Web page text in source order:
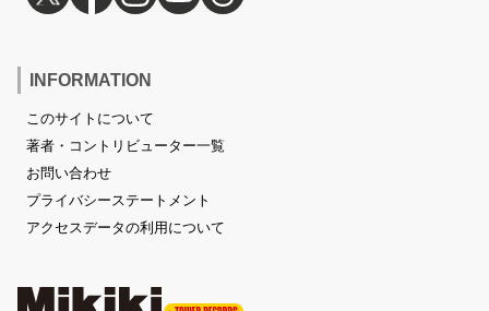
INFORMATION
このサイトについて
著者・コントリビューター一覧
お問い合わせ
プライバシーステートメント
アクセスデータの利用について